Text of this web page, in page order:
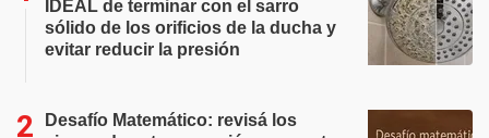
IDEAL de terminar con el sarro
sólido de los orificios de la ducha y
evitar reducir la presión
Desafío Matemático: revisá los